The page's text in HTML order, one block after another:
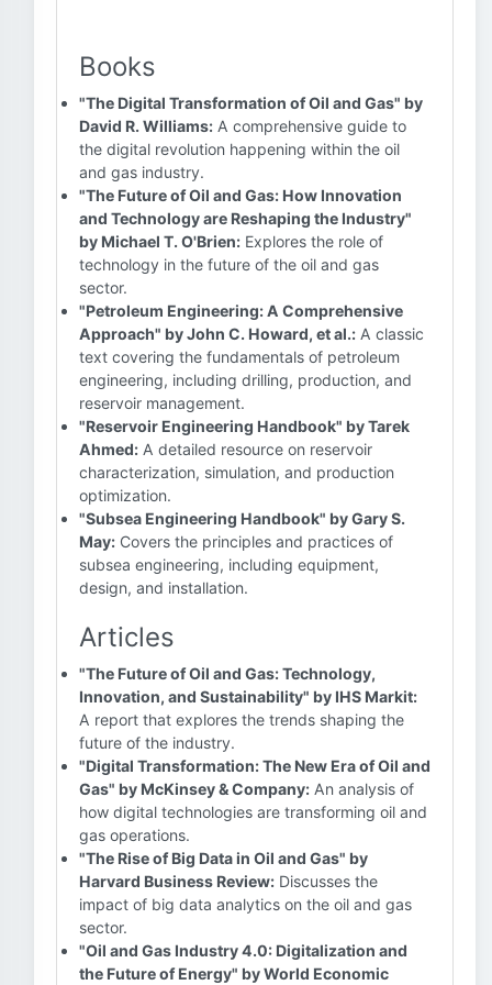
Books
"The Digital Transformation of Oil and Gas" by
David R. Williams: A comprehensive guide to
the digital revolution happening within the oil
and gas industry.
"The Future of Oil and Gas: How Innovation
and Technology are Reshaping the Industry"
by Michael T. O'Brien: Explores the role of
technology in the future of the oil and gas
sector.
"Petroleum Engineering: A Comprehensive
Approach" by John C. Howard, et al.: A classic
text covering the fundamentals of petroleum
engineering, including drilling, production, and
reservoir management.
"Reservoir Engineering Handbook" by Tarek
Ahmed: A detailed resource on reservoir
characterization, simulation, and production
optimization.
"Subsea Engineering Handbook" by Gary S.
May: Covers the principles and practices of
subsea engineering, including equipment,
design, and installation.
Articles
"The Future of Oil and Gas: Technology,
Innovation, and Sustainability" by IHS Markit:
A report that explores the trends shaping the
future of the industry.
"Digital Transformation: The New Era of Oil and
Gas" by McKinsey & Company: An analysis of
how digital technologies are transforming oil and
gas operations.
"The Rise of Big Data in Oil and Gas" by
Harvard Business Review: Discusses the
impact of big data analytics on the oil and gas
sector.
"Oil and Gas Industry 4.0: Digitalization and
the Future of Energy" by World Economic